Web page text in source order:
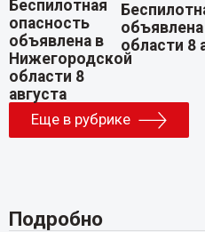
области 8
Еще в рубрике
Подробно